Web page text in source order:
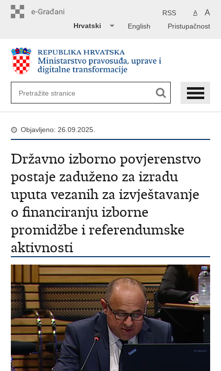
A A
RSS
Pristupačnost
English
Hrvatski
Objavljeno: 26.09.2025.
Državno izborno povjerenstvo
postaje zaduženo za izradu
uputa vezanih za izvještavanje
o financiranju izborne
promidžbe i referendumske
aktivnosti